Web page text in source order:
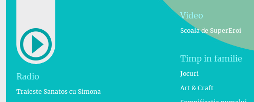
Radio
Traieste Sanatos cu Simona
Video
Scoala de SuperEroi
Timp in familie
Jocuri
Art & Craft